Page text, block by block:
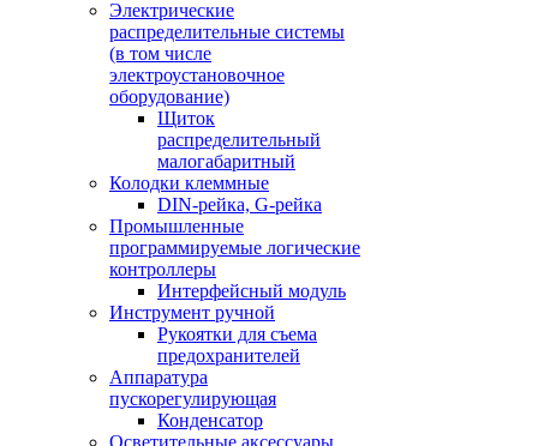
Электрические
распределительные системы
(в том числе
электроустановочное
оборудование)
Щиток
распределительный
малогабаритный
Колодки клеммные
DIN-рейка, G-рейка
Промышленные
программируемые логические
контроллеры
Интерфейсный модуль
Инструмент ручной
Рукоятки для съема
предохранителей
Аппаратура
пускорегулирующая
Конденсатор
Осветительные аксессуары